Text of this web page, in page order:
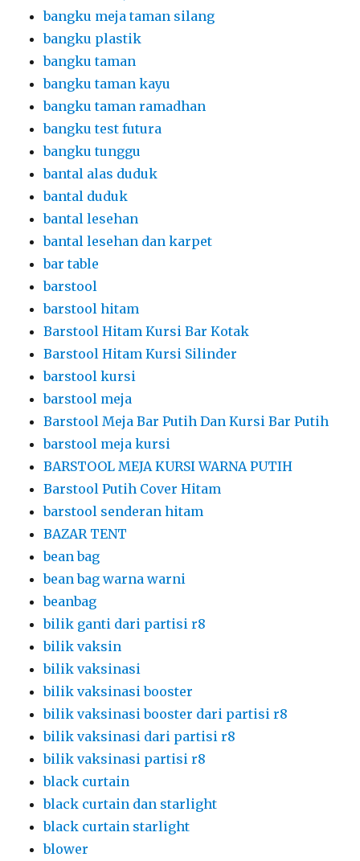
bangku meja taman silang
bangku plastik
bangku taman
bangku taman kayu
bangku taman ramadhan
bangku test futura
bangku tunggu
bantal alas duduk
bantal duduk
bantal lesehan
bantal lesehan dan karpet
bar table
barstool
barstool hitam
Barstool Hitam Kursi Bar Kotak
Barstool Hitam Kursi Silinder
barstool kursi
barstool meja
Barstool Meja Bar Putih Dan Kursi Bar Putih
barstool meja kursi
BARSTOOL MEJA KURSI WARNA PUTIH
Barstool Putih Cover Hitam
barstool senderan hitam
BAZAR TENT
bean bag
bean bag warna warni
beanbag
bilik ganti dari partisi r8
bilik vaksin
bilik vaksinasi
bilik vaksinasi booster
bilik vaksinasi booster dari partisi r8
bilik vaksinasi dari partisi r8
bilik vaksinasi partisi r8
black curtain
black curtain dan starlight
black curtain starlight
blower